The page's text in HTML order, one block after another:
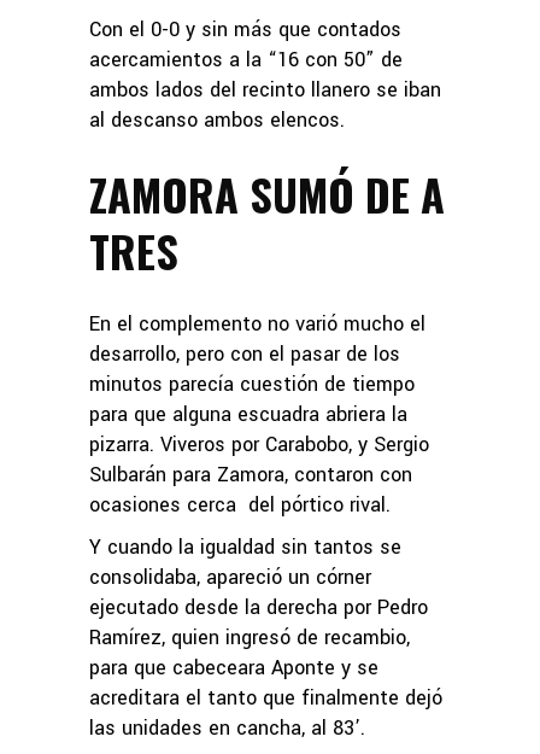
Con el 0-0 y sin más que contados
acercamientos a la “16 con 50” de
ambos lados del recinto llanero se iban
al descanso ambos elencos.
ZAMORA SUMÓ DE A
TRES
En el complemento no varió mucho el
desarrollo, pero con el pasar de los
minutos parecía cuestión de tiempo
para que alguna escuadra abriera la
pizarra. Viveros por Carabobo, y Sergio
Sulbarán para Zamora, contaron con
ocasiones cerca del pórtico rival.
Y cuando la igualdad sin tantos se
consolidaba, apareció un córner
ejecutado desde la derecha por Pedro
Ramírez, quien ingresó de recambio,
para que cabeceara Aponte y se
acreditara el tanto que finalmente dejó
las unidades en cancha, al 83’.